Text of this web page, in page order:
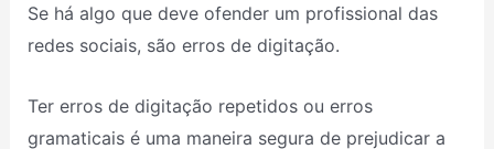
Se há algo que deve ofender um profissional das
redes sociais, são erros de digitação.
Ter erros de digitação repetidos ou erros
gramaticais é uma maneira segura de prejudicar a